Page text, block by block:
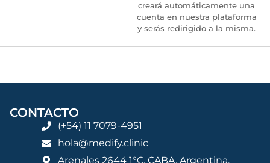
creará automáticamente una
cuenta en nuestra plataforma
y serás redirigido a la misma.
CONTACTO
(+54) 11 7079-4951
hola@medify.clinic
Arenales 2644 1°C, CABA, Argentina.